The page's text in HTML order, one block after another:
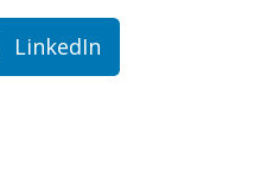
LinkedIn